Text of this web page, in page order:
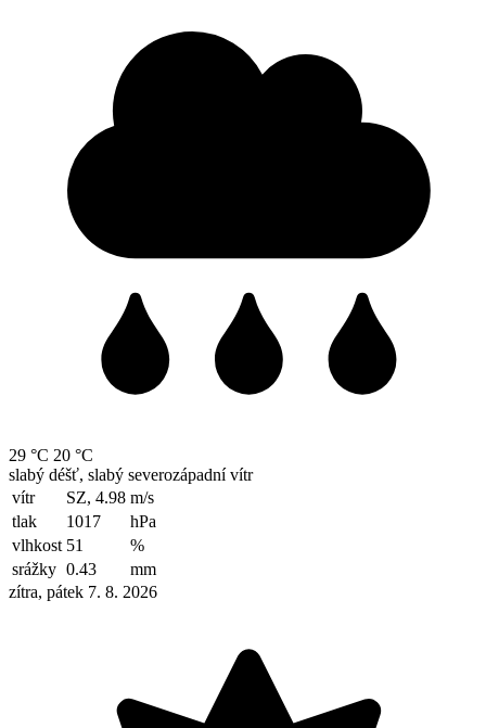
29 °C 20 °C
slabý déšť, slabý severozápadní vítr
vítr
SZ, 4.98 m/s
tlak
1017
hPa
vlhkost 51
%
srážky 0.43
mm
zítra, pátek 7. 8. 2026